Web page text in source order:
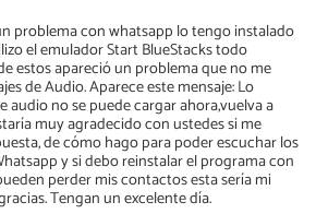
problema con whatsapp lo tengo instalado
el emulador Start BlueStacks todo
estos apareció un problema que no me
de Audio. Aparece este mensaje: Lo
audio no se puede cargar ahora,vuelva a
muy agradecido con ustedes si me
de cómo hago para poder escuchar los
y si debo reinstalar el programa con
perder mis contactos esta sería mi
Tengan un excelente día.